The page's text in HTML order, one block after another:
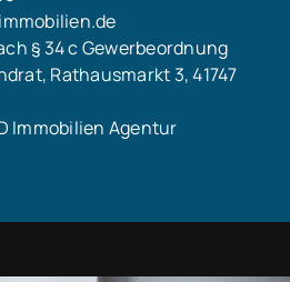
§ 34 c Gewerbeordnung
Rathausmarkt 3, 41747
Immobilien Agentur